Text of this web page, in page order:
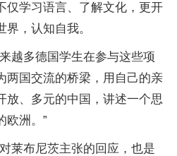
仅学习语言、了解文化，更开
，认知自我。
越多德国学生在参与这些项
两国交流的桥梁，用自己的亲
放、多元的中国，讲述一个思
欧洲。”
莱布尼茨主张的回应，也是